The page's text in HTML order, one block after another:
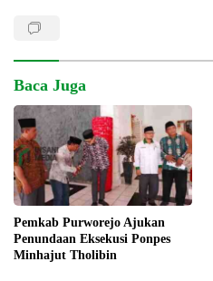
Baca Juga
Pemkab Purworejo Ajukan
Penundaan Eksekusi Ponpes
Minhajut Tholibin